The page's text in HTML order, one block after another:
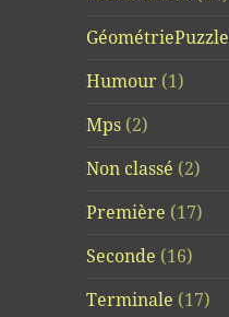
GéométriePuzzle
Humour (1)
Mps (2)
Non classé (2)
Première (17)
Seconde (16)
Terminale (17)